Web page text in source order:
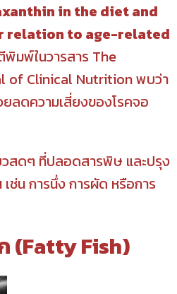
in the diet and
relation to age-related
พิมพ์ในวารสาร The
of Clinical Nutrition พบว่า
ลดความเสี่ยงของโรคจอ
วสดๆ ที่ปลอดสารพิษ และปรุง
ช่น การนึ่ง การผัด หรือการ
(Fatty Fish)